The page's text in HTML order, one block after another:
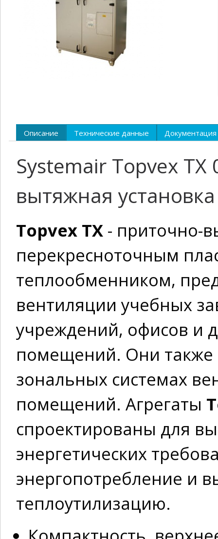
Описание Технические данные Документация
Systemair Topvex
вытяжная установка
Topvex TХ - приточно-
перекресноточным
теплообменником,
вентиляции учебных
учреждений, офисов и
помещений. Они также
зональных системах
помещений. Агрегаты
спроектированы для
энергетических
энергопотребление и
теплоутилизацию.